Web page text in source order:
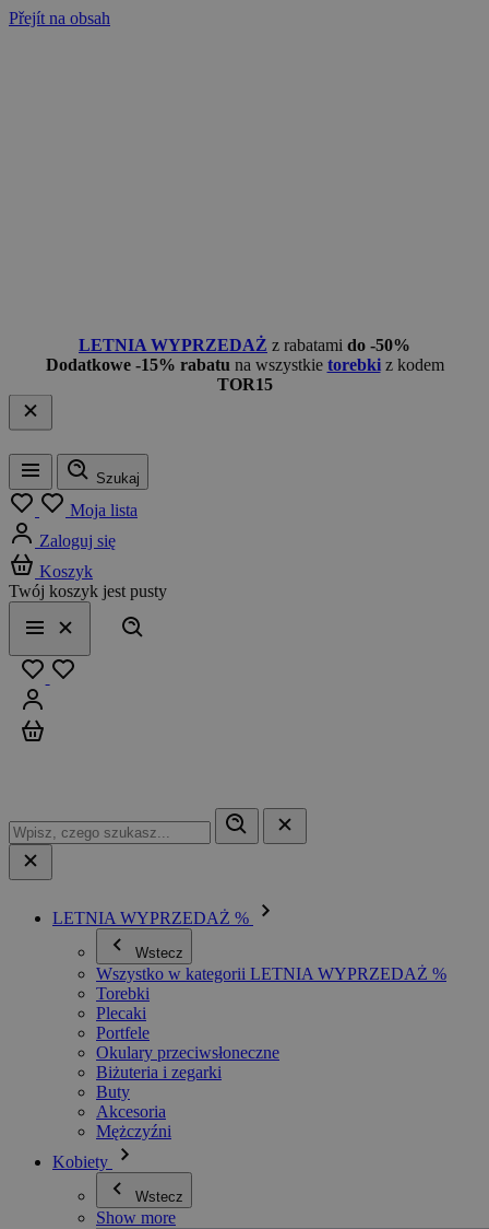
Přejít na obsah
LETNIA WYPRZEDAŻ z rabatami do -50%
Dodatkowe -15% rabatu na wszystkie torebkiz kodem
TOR15
Menu
Szukaj
Moja lista
Zaloguj się
Koszyk
Twój koszyk jest pusty
Menu
Zamknij
LETNIA WYPRZEDAŻ %
Wstecz
Wszystko w kategorii LETNIA WYPRZEDAŻ %
Torebki
Plecaki
Portfele
Okulary przeciwsłoneczne
Biżuteria i zegarki
Buty
Akcesoria
Mężczyźni
Kobiety
Wstecz
Show more